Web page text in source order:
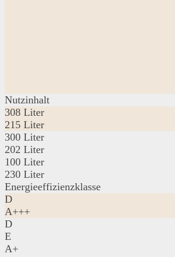
Nutzinhalt
308 Liter
215 Liter
300 Liter
202 Liter
100 Liter
230 Liter
Energieeffizienzklasse
D
A+++
D
E
A+